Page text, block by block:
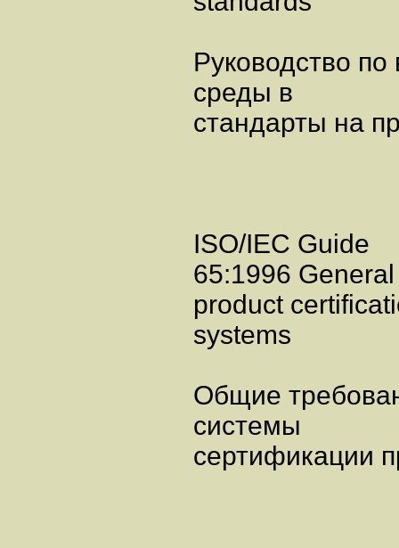
Руководство
среды в
стандарты на
ISO/IEC Guide
65:1996
product
systems
Общие
системы
сертификации